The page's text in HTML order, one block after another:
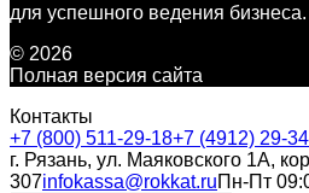
для успешного ведения бизнеса.
© 2026
Полная версия сайта
Контакты
+7 (800) 511-29-18+7 (4912) 29-
г. Рязань, ул. Маяковского 1А,
307infokassa@rokkat.ruПн-Пт